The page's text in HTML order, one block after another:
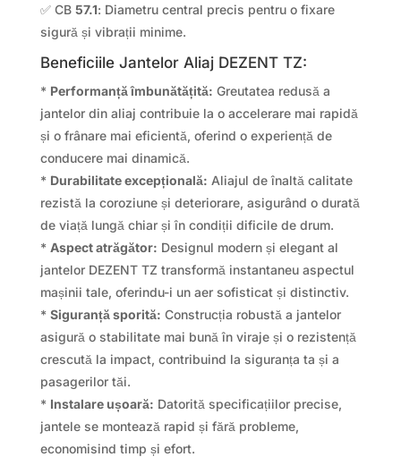
✅ CB 57.1: Diametru central precis pentru o fixare
sigură și vibrații minime.
Beneficiile Jantelor Aliaj DEZENT TZ:
* Performanță îmbunătățită: Greutatea redusă a
jantelor din aliaj contribuie la o accelerare mai rapidă
și o frânare mai eficientă, oferind o experiență de
conducere mai dinamică.
* Durabilitate excepțională: Aliajul de înaltă calitate
rezistă la coroziune și deteriorare, asigurând o durată
de viață lungă chiar și în condiții dificile de drum.
* Aspect atrăgător: Designul modern și elegant al
jantelor DEZENT TZ transformă instantaneu aspectul
mașinii tale, oferindu-i un aer sofisticat și distinctiv.
* Siguranță sporită: Construcția robustă a jantelor
asigură o stabilitate mai bună în viraje și o rezistență
crescută la impact, contribuind la siguranța ta și a
pasagerilor tăi.
* Instalare ușoară: Datorită specificațiilor precise,
jantele se montează rapid și fără probleme,
economisind timp și efort.